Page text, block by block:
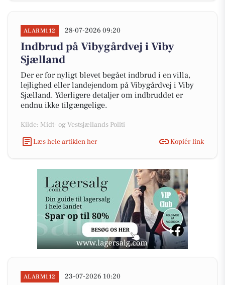
ALARM112 28-07-2026 09:20
Indbrud på Vibygårdvej i Viby
Sjælland
Der er for nyligt blevet begået indbrud i en villa,
lejlighed eller landejendom på Vibygårdvej i Viby
Sjælland. Yderligere detaljer om indbruddet er
endnu ikke tilgængelige.
Kilde: Midt- og Vestsjællands Politi
Læs hele artiklen her
Kopiér link
ALARM112 23-07-2026 10:20